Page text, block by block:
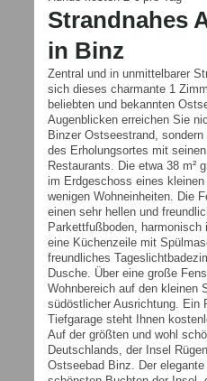
Strandnahes
in Binz
Zentral und in unmittelbarer
sich dieses charmante 1
beliebten und bekannten
Augenblicken erreichen Sie
Binzer Ostseestrand,
des Erholungsortes mit
Restaurants. Die etwa 38 m²
im Erdgeschoss eines
wenigen Wohneinheiten. Die
einen sehr hellen und
Parkettfußboden,
eine Küchenzeile mit
freundliches
Dusche. Über eine große
Wohnbereich auf den kleinen
südöstlicher Ausrichtung. Ein
Tiefgarage steht Ihnen
Auf der größten und wohl
Deutschlands, der Insel
Ostseebad Binz. Der